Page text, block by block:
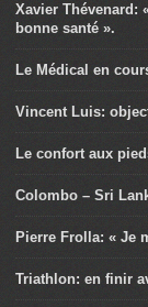
Xavier Thévenard:
bonne santé ».
Le Médical en
Vincent Luis:
Le confort aux
Colombo – Sri
Pierre Frolla: « Je
Triathlon: en finir